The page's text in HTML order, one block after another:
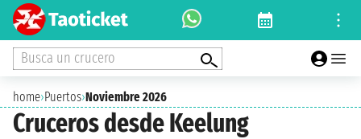
Busca un crucero
home›Puertos›Noviembre 2026
Cruceros desde Keelung